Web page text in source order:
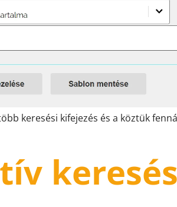
keresési kifejezés és a köztük